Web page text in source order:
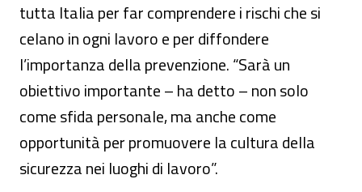
tutta Italia per far comprendere i rischi che si
celano in ogni lavoro e per diffondere
l’importanza della prevenzione. “Sarà un
obiettivo importante – ha detto – non solo
come sfida personale, ma anche come
opportunità per promuovere la cultura della
sicurezza nei luoghi di lavoro”.